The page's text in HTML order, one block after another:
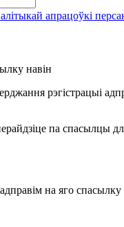
апрацоўкі
навін
рэгістрацыі
па спасылцы
на яго